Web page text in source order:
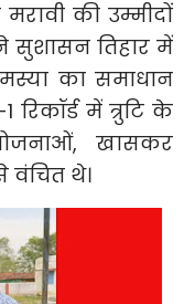
की उम्मीदों
सुशासन तिहार में
का समाधान
में त्रुटि के
खासकर
वंचित थे।